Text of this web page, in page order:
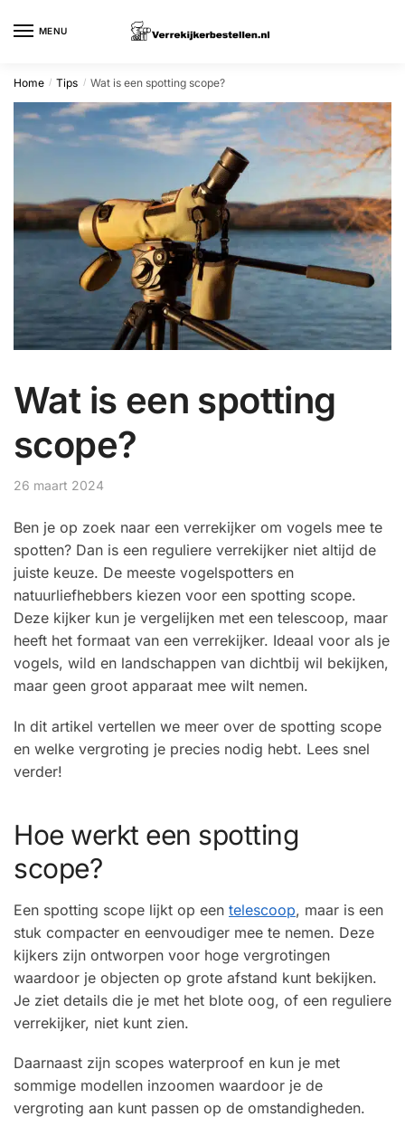
MENU
Home / Tips / Wat is een spotting scope?
Wat is een spotting
scope?
26 maart 2024
Ben je op zoek naar een verrekijker om vogels mee te
spotten? Dan is een reguliere verrekijker niet altijd de
juiste keuze. De meeste vogelspotters en
natuurliefhebbers kiezen voor een spotting scope.
Deze kijker kun je vergelijken met een telescoop, maar
heeft het formaat van een verrekijker. Ideaal voor als je
vogels, wild en landschappen van dichtbij wil bekijken,
maar geen groot apparaat mee wilt nemen.
In dit artikel vertellen we meer over de spotting scope
en welke vergroting je precies nodig hebt. Lees snel
verder!
Hoe werkt een spotting
scope?
Een spotting scope lijkt op een telescoop, maar is een
stuk compacter en eenvoudiger mee te nemen. Deze
kijkers zijn ontworpen voor hoge vergrotingen
waardoor je objecten op grote afstand kunt bekijken.
Je ziet details die je met het blote oog, of een reguliere
verrekijker, niet kunt zien.
Daarnaast zijn scopes waterproof en kun je met
sommige modellen inzoomen waardoor je de
vergroting aan kunt passen op de omstandigheden.